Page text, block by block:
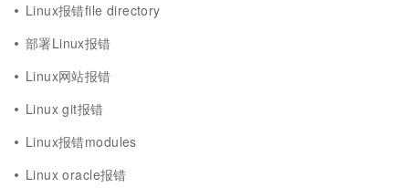
Linux报错file directory
部署Linux报错
Linux网站报错
Linux git报错
Linux报错modules
Linux oracle报错